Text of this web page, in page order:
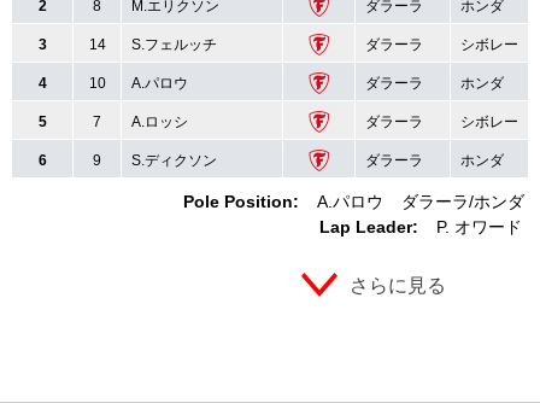
Pole Position: A.パロウ ダラーラ ホンダ
Lap Leader:
P. オワード
2 8 M.エリクソン ダラーラ ホンダ
3 14 S.フェルッチ ダラーラ シボレー
4 10 A.パロウ ダラーラ ホンダ
5 7 A.ロッシ ダラーラ シボレー
6 9 S.ディクソン ダラーラ ホンダ
さらに見る